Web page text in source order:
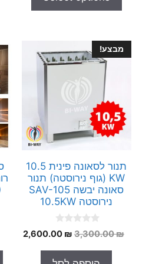
5
מבצע!
תנור לסאונה פינית 10.5
KW (גוף נירוסטה) תנור
סאונה יבשה SAV-105
נירוסטה 10.5KW
0
o
3,300.00₪
המחיר
היה:
2,600.00 ₪
המחיר